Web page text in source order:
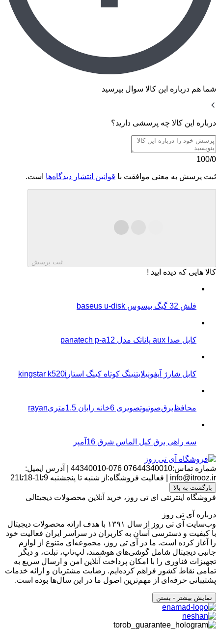
شما هم درباره این کالا سوال بپرسید
درباره این کالا چه پرسشی دارید؟
100/0
ثبت پرسش به معنی موافقت با قوانین انتشار دیدگاه‌ها است.
ثبت پرسش
کالا هایی که دیده ایید !
فلش 32 گیگ بیسوس baseus u-disk
کابل صدا aux پاناتک مدل panatech p-a12
کابل شارژ آیفونیلایتنینگ کوتاه کینگ استارkingstar k520i
محافظ‌برق‌صوتیو‌تصویری 6خانه رایان 1.5متریrayan
سه راهی برق کپل الماس شرق 16آمپر
شماره تماس:07644340010 076-44340010
آدرس ایمیل:
info@itrooz.ir
فعالیت فروشگاه:از شنبه تا پنجشنبه 9تا1-18تا21
بازگشت به بالا
فروشگاه اینترنتی ای تی روز، خرید آنلاین محصولات دیجیتالی
درباره آی تی روز
وب‌سایت آی تی روز از سال ۱۳۹۱ با هدف ارائه محصولات دیجیتال
با کیفیت و دسترسی آسان به کاربران در سراسر ایران فعالیت خود
را آغاز کرده است. ما در آی تی روز، مجموعه‌ای متنوع از لوازم
جانبی دیجیتال شامل گوشی‌های هوشمند، لپ‌تاپ، تبلت، و دیگر
تجهیزات فناوری را با امکان پرداخت آنلاین امن و ارسال سریع به
تمامی نقاط کشور فراهم کرده‌ایم. رضایت مشتریان و ارائه خدمات
پشتیبانی حرفه‌ای از مهم‌ترین اصول ما در این سال‌ها بوده است.
نمایش بیشتر - بستن